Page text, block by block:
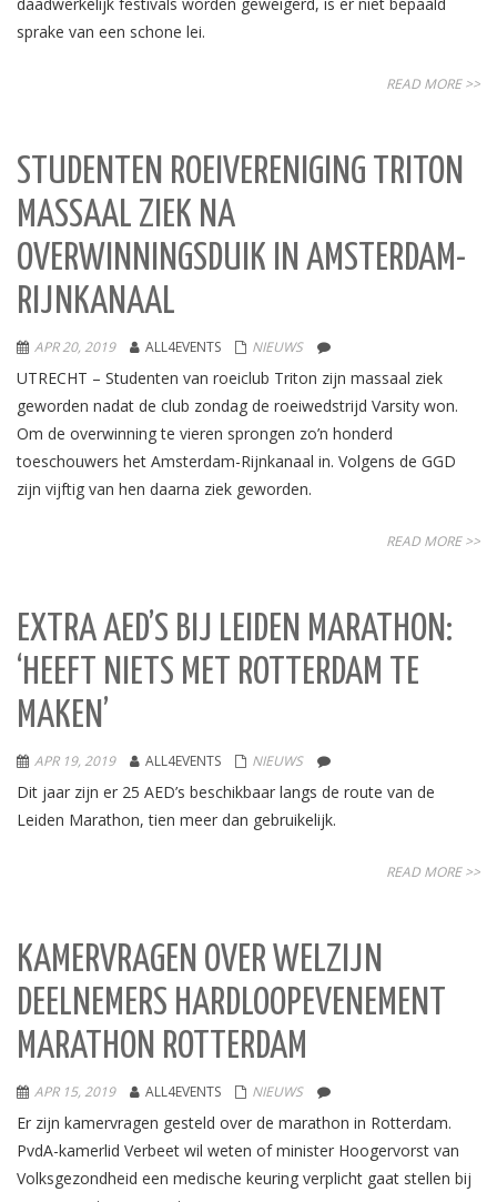
sprake van een schone lei.
READ MORE >>
STUDENTEN ROEIVERENIGING TRITON
MASSAAL ZIEK NA
OVERWINNINGSDUIK IN AMSTERDAM-
RIJNKANAAL
APR 20, 2019 ALL4EVENTS NIEUWS
UTRECHT – Studenten van roeiclub Triton zijn massaal ziek
geworden nadat de club zondag de roeiwedstrijd Varsity won.
Om de overwinning te vieren sprongen zo’n honderd
toeschouwers het Amsterdam-Rijnkanaal in. Volgens de GGD
zijn vijftig van hen daarna ziek geworden.
READ MORE >>
EXTRA AED’S BIJ LEIDEN MARATHON:
‘HEEFT NIETS MET ROTTERDAM TE
MAKEN’
APR 19, 2019 ALL4EVENTS NIEUWS
Dit jaar zijn er 25 AED’s beschikbaar langs de route van de
Leiden Marathon, tien meer dan gebruikelijk.
READ MORE >>
KAMERVRAGEN OVER WELZIJN
DEELNEMERS HARDLOOPEVENEMENT
MARATHON ROTTERDAM
APR 15, 2019 ALL4EVENTS NIEUWS
Er zijn kamervragen gesteld over de marathon in Rotterdam.
PvdA-kamerlid Verbeet wil weten of minister Hoogervorst van
Volksgezondheid een medische keuring verplicht gaat stellen bij